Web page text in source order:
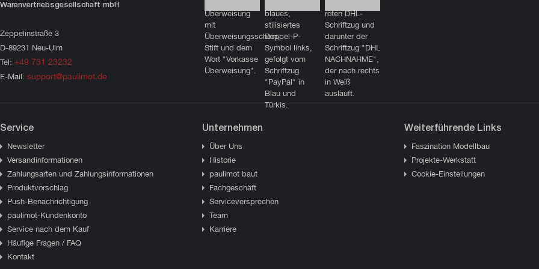
Warenvertriebsgesellschaft mbH
Zeppelinstraße 3
D-89231 Neu-Ulm
Tel: +49 731 23232
E-Mail: support@paulimot.de
Service
Newsletter
Versandinformationen
Zahlungsarten und Zahlungsinformationen
Produktvorschlag
Push-Benachrichtigung
paulimot-Kundenkonto
Service nach dem Kauf
Häufige Fragen / FAQ
Kontakt
Unternehmen
Über Uns
Historie
paulimot baut
Fachgeschäft
Serviceversprechen
Team
Karriere
Weiterführende Links
Faszination Modellbau
Projekte-Werkstatt
Cookie-Einstellungen